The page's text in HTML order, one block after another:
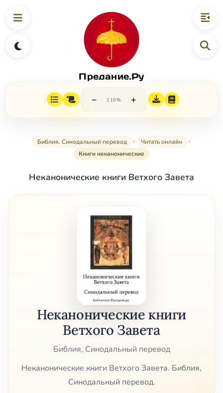
Предание.Ру
− 110% +
Библия. Синодальный перевод
Читать онлайн
Книги неканонические
Неканонические книги Ветхого Завета
Неканонические книги
Ветхого Завета
Библия, Синодальный перевод
Неканонические книги Ветхого Завета. Библия,
Синодальный перевод.